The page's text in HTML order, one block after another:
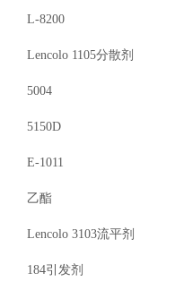
L-8200
Lencolo 1105分散剂
5004
5150D
E-1011
乙酯
Lencolo 3103流平剂
184引发剂